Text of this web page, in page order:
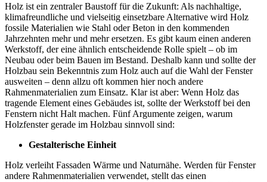
Holz ist ein zentraler Baustoff für die Zukunft: Als nachhaltige,
klimafreundliche und vielseitig einsetzbare Alternative wird Holz
fossile Materialien wie Stahl oder Beton in den kommenden
Jahrzehnten mehr und mehr ersetzen. Es gibt kaum einen anderen
Werkstoff, der eine ähnlich entscheidende Rolle spielt – ob im
Neubau oder beim Bauen im Bestand. Deshalb kann und sollte der
Holzbau sein Bekenntnis zum Holz auch auf die Wahl der Fenster
ausweiten – denn allzu oft kommen hier noch andere
Rahmenmaterialien zum Einsatz. Klar ist aber: Wenn Holz das
tragende Element eines Gebäudes ist, sollte der Werkstoff bei den
Fenstern nicht Halt machen. Fünf Argumente zeigen, warum
Holzfenster gerade im Holzbau sinnvoll sind:
Gestalterische Einheit
Holz verleiht Fassaden Wärme und Naturnähe. Werden für Fenster
andere Rahmenmaterialien verwendet, stellt das einen